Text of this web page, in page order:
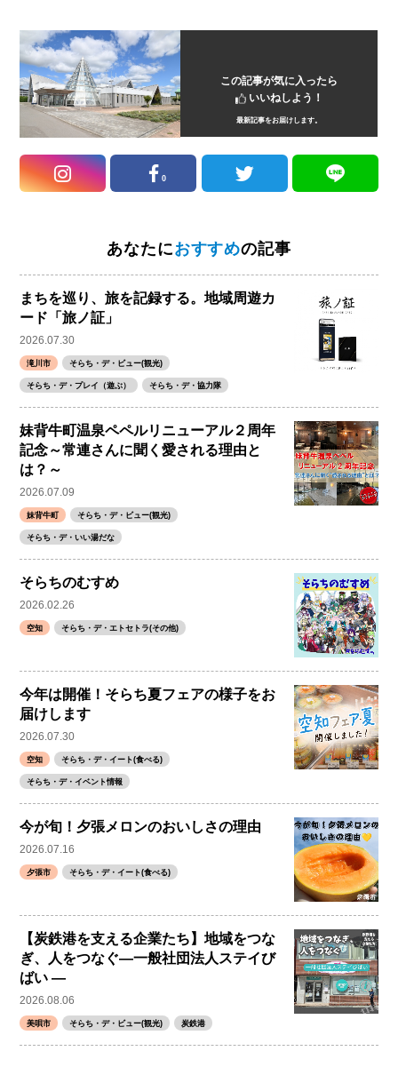
この記事が気に入ったら
いいねしよう！
最新記事をお届けします。
0
あなたにおすすめの記事
まちを巡り、旅を記録する。地域周遊カ
ード「旅ノ証」
2026.07.30
滝川市 そらち・デ・ビュー(観光)
そらち・デ・プレイ（遊ぶ） そらち・デ・協力隊
妹背牛町温泉ペペルリニューアル２周年
記念～常連さんに聞く愛される理由と
は？～
2026.07.09
妹背牛町 そらち・デ・ビュー(観光)
そらち・デ・いい湯だな
そらちのむすめ
2026.02.26
空知 そらち・デ・エトセトラ(その他)
今年は開催！そらち夏フェアの様子をお
届けします
2026.07.30
空知 そらち・デ・イート(食べる)
そらち・デ・イベント情報
今が旬！夕張メロンのおいしさの理由
2026.07.16
夕張市 そらち・デ・イート(食べる)
【炭鉄港を支える企業たち】地域をつな
ぎ、人をつなぐ―一般社団法人ステイび
ばい ―
2026.08.06
美唄市 そらち・デ・ビュー(観光) 炭鉄港